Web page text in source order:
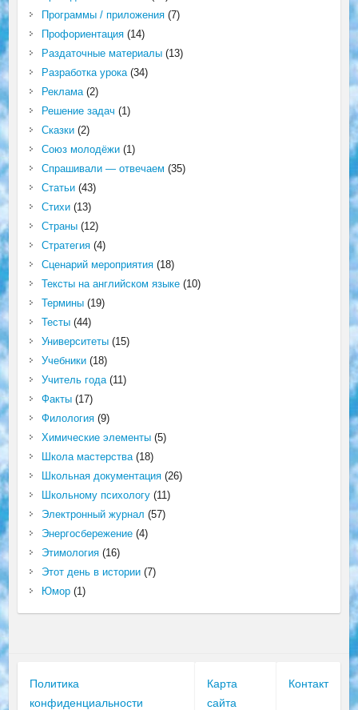
Программы / приложения(7)
Профориентация(14)
Раздаточные материалы(13)
Разработка урока(34)
Реклама(2)
Решение задач (1)
Сказки(2)
Союз молодёжи(1)
Спрашивали — отвечаем (35)
Статьи(43)
Стихи(13)
Страны(12)
Стратегия(4)
Сценарий мероприятия(18)
Тексты на английском языке(10)
Термины(19)
Тесты(44)
Университеты(15)
Учебники(18)
Учитель года(11)
Факты(17)
Филология(9)
Химические элементы(5)
Школа мастерства(18)
Школьная документация(26)
Школьному психологу(11)
Электронный журнал (57)
Энергосбережение(4)
Этимология(16)
Этот день в истории(7)
Юмор(1)
Политика
конфиденциальности
Карта
сайта
Контакт